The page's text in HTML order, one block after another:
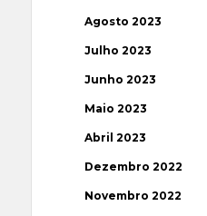
Agosto 2023
Julho 2023
Junho 2023
Maio 2023
Abril 2023
Dezembro 2022
Novembro 2022